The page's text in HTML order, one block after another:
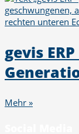
gevis
Mehr »